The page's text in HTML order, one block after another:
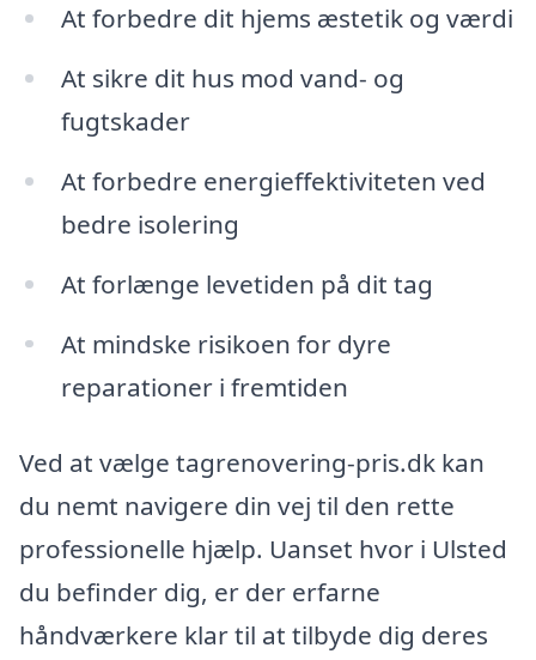
At forbedre dit hjems æstetik og værdi
At sikre dit hus mod vand- og
fugtskader
At forbedre energieffektiviteten ved
bedre isolering
At forlænge levetiden på dit tag
At mindske risikoen for dyre
reparationer i fremtiden
Ved at vælge tagrenovering-pris.dk kan
du nemt navigere din vej til den rette
professionelle hjælp. Uanset hvor i Ulsted
du befinder dig, er der erfarne
håndværkere klar til at tilbyde dig deres